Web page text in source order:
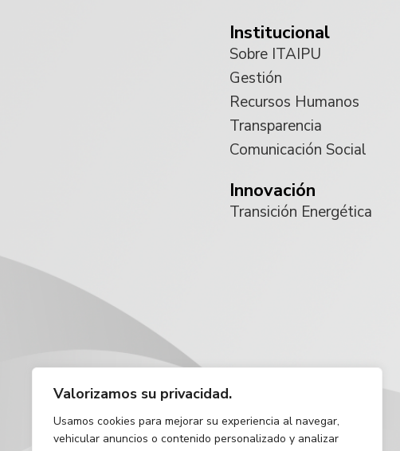
Valorizamos su privacidad.
Usamos cookies para mejorar su experiencia al navegar,
vehicular anuncios o contenido personalizado y analizar
Institucional
Sobre ITAIPU
Gestión
Recursos Humanos
Transparencia
Comunicación Social
Innovación
Transición Energética